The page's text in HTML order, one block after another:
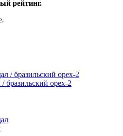
рейтинг.
бразильский орех-2